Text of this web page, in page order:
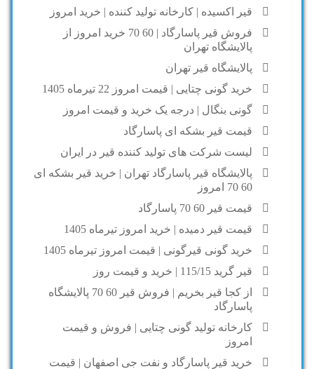
قیر اکسیده | کارخانه تولید کننده | خرید امروز
فروش قیر پاسارگاد | 60 70 خرید امروز از
پالایشگاه تهران
پالایشگاه قیر تهران
خرید گونی چتایی | قیمت امروز 22 تیرماه 1405
گونی بنگال | درجه یک خرید و قیمت امروز
قیمت قیر بشکه ای پاسارگاد
لیست شرکت های تولید کننده قیر در ایران
پالایشگاه قیر پاسارگاد تهران | خرید قیر بشکه ای
60 70 امروز
قیمت قیر 60 70 پاسارگاد
قیمت قیر دمیده | خرید امروز تیرماه 1405
خرید گونی قیرگونی | قیمت امروز تیرماه 1405
قیر گرید 115/15 | خرید و قیمت روز
از کجا قیر بخریم | فروش قیر 60 70 پالایشگاه
پاسارگاد
کارخانه تولید گونی چتایی | فروش و قیمت
امروز
خرید قیر پاسارگاد و نفت جی اصفهان | قیمت